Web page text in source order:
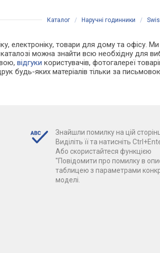
Каталог / Наручні годинники /
електроніку, товари для дому та офісу.
можна знайти всю необхідну для
відгуки користувачів, фотогалереї
будь-яких матеріалів тільки за
Знайшли помилку на цій
Виділіть її та натисніть
Або скористайтеся функцією
"Повідомити про помилку в
таблицею з параметрами
моделі.